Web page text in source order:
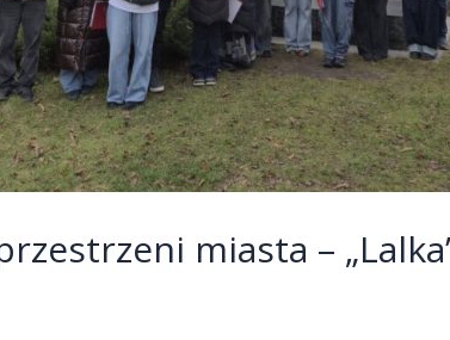
miasta –